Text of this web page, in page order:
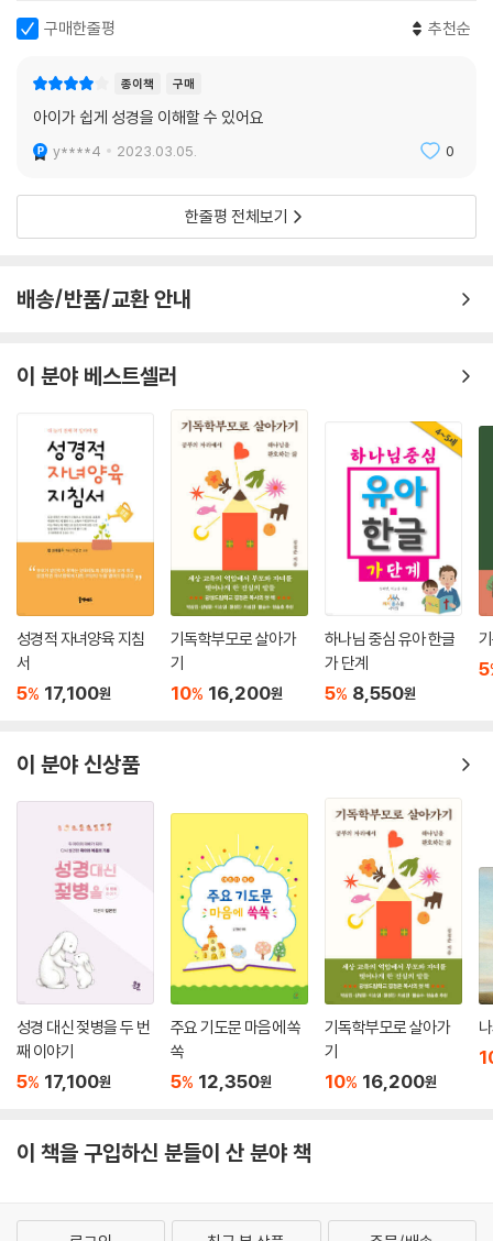
구매한줄평 추천순
종이책 구매
아이가 쉽게 성경을 이해할 수 있어요
y****4 2023.03.05. 0
한줄평 전체보기
배송/반품/교환 안내
이 분야 베스트셀러
성경적 자녀양육 지침
서
5% 17,100원
기독학부모로 살아가
기
10% 16,200원
하나님 중심 유아 한글
가 단계
5% 8,550원
5
이 분야 신상품
성경 대신 젖병을 두 번
째 이야기
5% 17,100원
주요 기도문 마음에 쏙
쏙
5% 12,350원
기독학부모로 살아가
기
10% 16,200원
이 책을 구입하신 분들이 산 분야 책